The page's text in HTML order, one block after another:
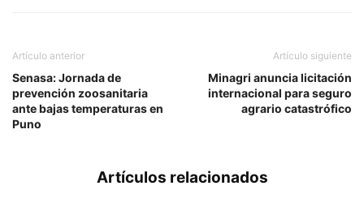
Artículo anterior
Senasa: Jornada de
prevención zoosanitaria
ante bajas temperaturas en
Puno
Artículo siguiente
Minagri anuncia licitación
internacional para seguro
agrario catastrófico
Artículos relacionados